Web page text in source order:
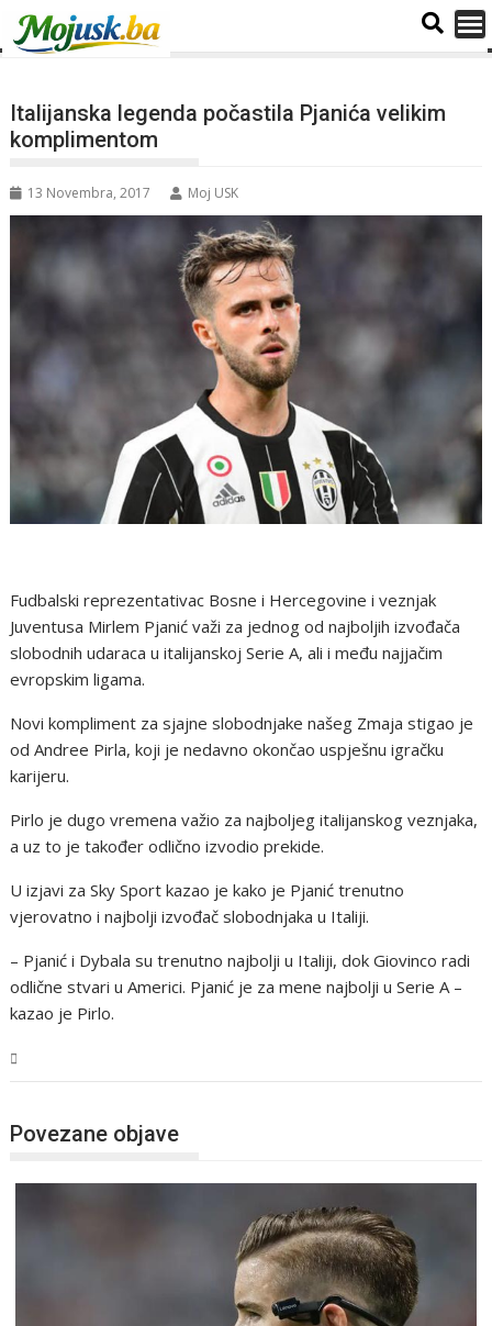
Italijanska legenda počastila Pjanića velikim
komplimentom
13 Novembra, 2017 Moj USK
Fudbalski reprezentativac Bosne i Hercegovine i veznjak
Juventusa Mirlem Pjanić važi za jednog od najboljih izvođača
slobodnih udaraca u italijanskoj Serie A, ali i među najjačim
evropskim ligama.
Novi kompliment za sjajne slobodnjake našeg Zmaja stigao je
od Andree Pirla, koji je nedavno okončao uspješnu igračku
karijeru.
Pirlo je dugo vremena važio za najboljeg italijanskog veznjaka,
a uz to je također odlično izvodio prekide.
U izjavi za Sky Sport kazao je kako je Pjanić trenutno
vjerovatno i najbolji izvođač slobodnjaka u Italiji.
– Pjanić i Dybala su trenutno najbolji u Italiji, dok Giovinco radi
odlične stvari u Americi. Pjanić je za mene najbolji u Serie A –
kazao je Pirlo.
Povezane objave